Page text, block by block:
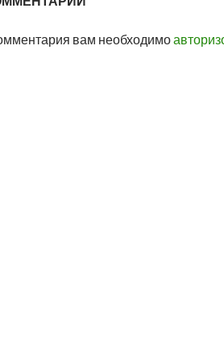
вам необходимо